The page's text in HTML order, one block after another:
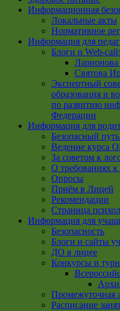
Информационная
Локальные акты
Нормативное
Информация для
Блоги и Web-
Ларионова
Святова
Экспертный
образования и
по развитию
Федерации
Информация для
Безопасный
Ведение курса
За советом к
О требованиях к
Опросы
Приём в Лицей
Рекомендации
Страница
Информация для
Безопасность
Блоги и сайты
ДО в лицее
Конкурсы и
Промежуточная
Расписание